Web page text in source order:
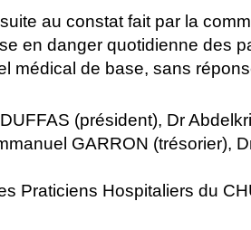
au constat fait par la
en danger quotidienne des
médical de base, sans
(président), Dr
GARRON (trésorier),
Praticiens Hospitaliers du